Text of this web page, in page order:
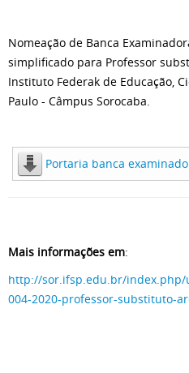
Nomeação de Banca
simplificado para Professor
Instituto Federak de Educação,
Paulo - Câmpus Sorocaba.
Portaria banca
Mais informações em:
http://sor.ifsp.edu.br/
004-2020-professor-substituto-